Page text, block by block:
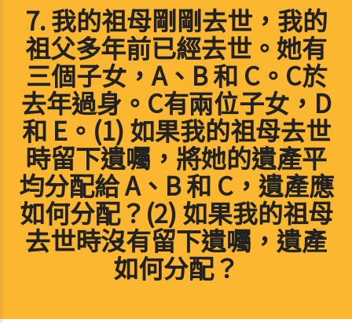
7. 我的祖母剛剛去世，我的
祖父多年前已經去世。她有
三個子女，A、B 和 C。C於
去年過身。C有兩位子女，D
和 E。(1) 如果我的祖母去世
時留下遺囑，將她的遺產平
均分配給 A、B 和 C，遺產應
如何分配？(2) 如果我的祖母
去世時沒有留下遺囑，遺產
如何分配？